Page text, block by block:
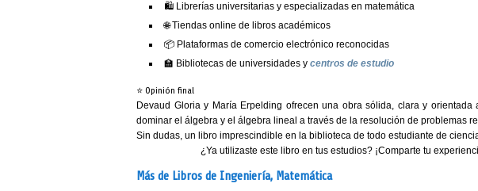
🛍️ Librerías universitarias y especializadas en matemática
🌐 Tiendas online de libros académicos
📦 Plataformas de comercio electrónico reconocidas
🏫 Bibliotecas de universidades y centros de estudio
⭐ Opinión final
Devaud Gloria y María Erpelding ofrecen una obra sólida, clara y
dominar el álgebra y el álgebra lineal a través de la resolución de problemas
Sin dudas, un libro imprescindible en la biblioteca de todo estudiante de
¿Ya utilizaste este libro en tus estudios? ¡Comparte tu
Más de Libros de Ingeniería, Matemática